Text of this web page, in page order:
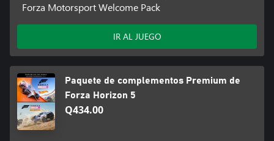
Forza Motorsport Welcome Pack
IR AL JUEGO
Paquete de complementos Premium de
Forza Horizon 5
Q434.00